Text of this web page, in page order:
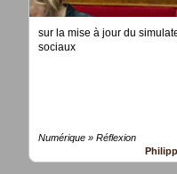
sur la mise à jour du
sociaux
Numérique » Réflexion